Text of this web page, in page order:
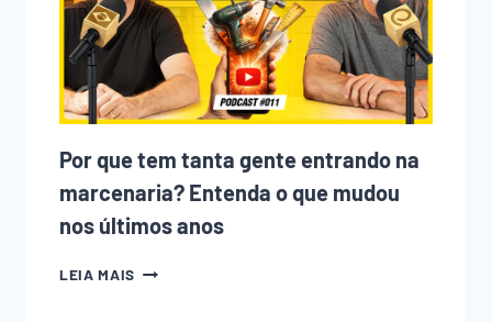
Por que tem tanta gente entrando na
marcenaria? Entenda o que mudou
nos últimos anos
LEIA MAIS POR